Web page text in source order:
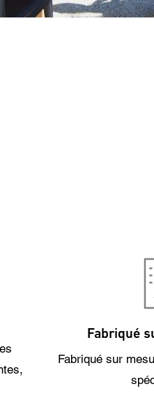
Fabriqué
Fabriqué sur